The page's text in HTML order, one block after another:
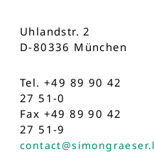
Uhlandstr. 2
D-80336 München
Tel. +49 89 90 42
27 51-0
Fax +49 89 90 42
27 51-9